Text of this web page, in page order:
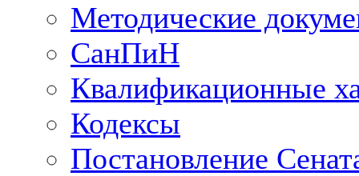
Методические
СанПиН
Квалификационные
Кодексы
Постановление